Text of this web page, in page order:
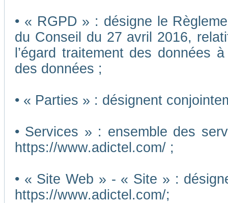
• « RGPD » : désigne le
du Conseil du 27 avril 2016,
l’égard traitement des données
des données ;
• « Parties » : désignent
• Services » : ensemble des
https://www.adictel.com/ ;
• « Site Web » - « Site » :
https://www.adictel.com/;